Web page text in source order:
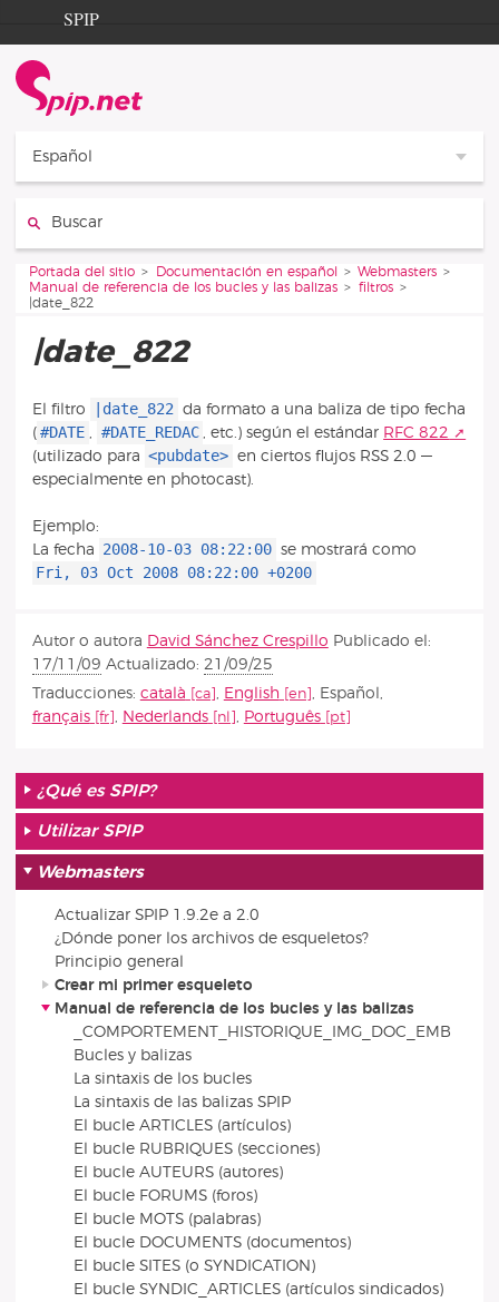
Aller au contenu
Aller à la navigation
SPIP
Documentation
Contribution
Español
Vous êtes ici :
Portada del sitio Documentación en español
Webmasters
Manual de referencia de los bucles y las balizas
filtros
|date_822
|date_822
El filtro |date_822 da formato a una baliza de tipo fecha
( #DATE #DATE_REDAC , etc.) según el estándar RFC 822
(utilizado para <pubdate> en ciertos flujos RSS 2.0 —
especialmente en photocast).
Ejemplo:
La fecha 2008-10-03 08:22:00 se mostrará como
Fri, 03 Oct 2008 08:22:00 +0200
Autor o autora David Sánchez Crespillo Publicado el:
17/11/09 Actualizado: 21/09/25
Traducciones: català English Español
français
Nederlands Português
¿Qué es SPIP?
Utilizar SPIP
Webmasters
Actualizar SPIP 1.9.2e a 2.0
¿Dónde poner los archivos de esqueletos?
Principio general
Crear mi primer esqueleto
Manual de referencia de los bucles y las balizas
_COMPORTEMENT_HISTORIQUE_IMG_DOC_EMB
Bucles y balizas
La sintaxis de los bucles
La sintaxis de las balizas SPIP
El bucle ARTICLES (artículos)
El bucle RUBRIQUES (secciones)
El bucle AUTEURS (autores)
El bucle FORUMS (foros)
El bucle MOTS (palabras)
El bucle DOCUMENTS (documentos)
El bucle SITES (o SYNDICATION)
El bucle SYNDIC_ARTICLES (artículos sindicados)